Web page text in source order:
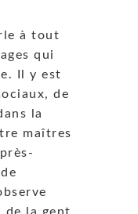
à tout
qui
Il y est
de
la
maîtres
de la gent